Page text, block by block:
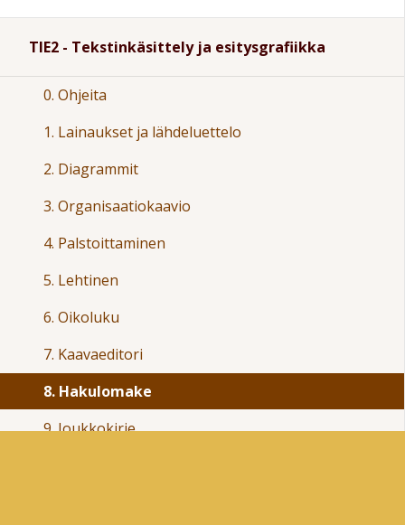
TIE2 - Tekstinkäsittely ja esitysgrafiikka
0. Ohjeita
1. Lainaukset ja lähdeluettelo
2. Diagrammit
3. Organisaatiokaavio
4. Palstoittaminen
5. Lehtinen
6. Oikoluku
7. Kaavaeditori
8. Hakulomake
9. Joukkokirje